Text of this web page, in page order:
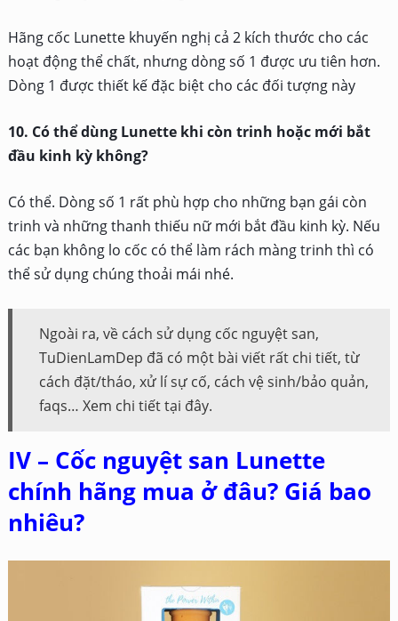
Hãng cốc Lunette khuyến nghị cả 2 kích thước cho các
hoạt động thể chất, nhưng dòng số 1 được ưu tiên hơn.
Dòng 1 được thiết kế đặc biệt cho các đối tượng này
10. Có thể dùng Lunette khi còn trinh hoặc mới bắt
đầu kinh kỳ không?
Có thể. Dòng số 1 rất phù hợp cho những bạn gái còn
trinh và những thanh thiếu nữ mới bắt đầu kinh kỳ. Nếu
các bạn không lo cốc có thể làm rách màng trinh thì có
thể sử dụng chúng thoải mái nhé.
Ngoài ra, về cách sử dụng cốc nguyệt san,
TuDienLamDep đã có một bài viết rất chi tiết, từ
cách đặt/tháo, xử lí sự cố, cách vệ sinh/bảo quản,
faqs… Xem chi tiết tại đây.
IV – Cốc nguyệt san Lunette
chính hãng mua ở đâu? Giá bao
nhiêu?